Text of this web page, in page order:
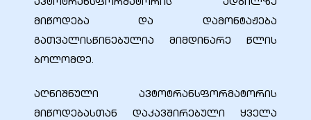
ავტოტრანსფორმატორის ადგილზე
მიწოდება და დამონტაჟება
გათვალისწინებულია მიმდინარე წლის
ბოლომდე.
აღნიშნული ავტოტრანსფორმატორის
მიწოდებასთან დაკავშირებული ყველა